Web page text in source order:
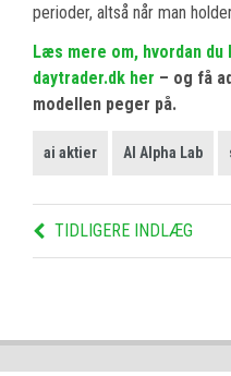
perioder, altså når man
Læs mere om, hvordan du
daytrader.dk her – og få
modellen peger på.
ai aktier AI Alpha Lab
TIDLIGERE INDLÆG